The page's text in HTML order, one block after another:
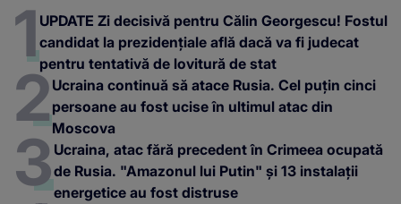
UPDATE Zi decisivă pentru Călin Georgescu! Fostul
candidat la prezidențiale află dacă va fi judecat
pentru tentativă de lovitură de stat
Ucraina continuă să atace Rusia. Cel puțin cinci
persoane au fost ucise în ultimul atac din
Moscova
Ucraina, atac fără precedent în Crimeea ocupată
de Rusia. "Amazonul lui Putin" și 13 instalații
energetice au fost distruse